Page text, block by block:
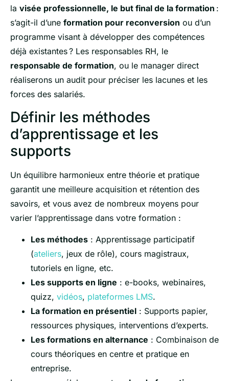
la visée professionnelle, le but final de la formation :
s’agit-il d’une formation pour reconversion ou d’un
programme visant à développer des compétences
déjà existantes ? Les responsables RH, le
responsable de formation, ou le manager direct
réaliserons un audit pour préciser les lacunes et les
forces des salariés.
Définir les méthodes
d’apprentissage et les
supports
Un équilibre harmonieux entre théorie et pratique
garantit une meilleure acquisition et rétention des
savoirs, et vous avez de nombreux moyens pour
varier l’apprentissage dans votre formation :
Les méthodes : Apprentissage participatif
(ateliers, jeux de rôle), cours magistraux,
tutoriels en ligne, etc.
Les supports en ligne : e-books, webinaires,
quizz, vidéos, plateformes LMS.
La formation en présentiel : Supports papier,
ressources physiques, interventions d’experts.
Les formations en alternance : Combinaison de
cours théoriques en centre et pratique en
entreprise.